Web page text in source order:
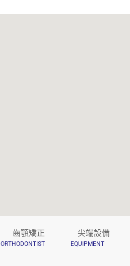
齒顎矯正
ORTHODONTIST
尖端設備
EQUIPMENT